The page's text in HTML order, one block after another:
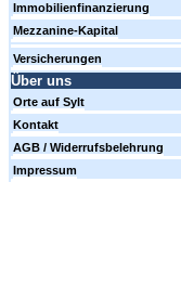
Immobilienfinanzierung
Mezzanine-Kapital
Versicherungen
Über uns
Orte auf Sylt
Kontakt
AGB / Widerrufsbelehrung
Impressum